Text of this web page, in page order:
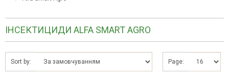
ІНСЕКТИЦИДИ ALFA SMART AGRO
Sort by: Page: